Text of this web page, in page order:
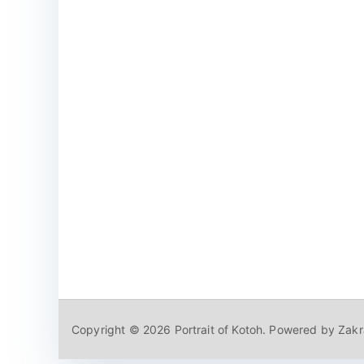
Copyright © 2026 Portrait of Kotoh. Powered by